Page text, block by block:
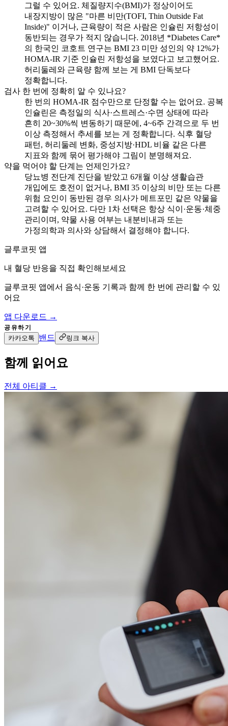
그럴 수 있어요. 체질량지수(BMI)가 정상이어도
내장지방이 많은 "마른 비만(TOFI, Thin Outside Fat
Inside)" 이거나, 근육량이 적은 사람은 인슐린 저항성이
동반되는 경우가 적지 않습니다. 2018년 *Diabetes Care*
의 한국인 코호트 연구는 BMI 23 미만 성인의 약 12%가
HOMA-IR 기준 인슐린 저항성을 보였다고 보고했어요.
허리둘레와 근육량 함께 보는 게 BMI 단독보다
정확합니다.
검사 한 번에 정확히 알 수 있나요?
한 번의 HOMA-IR 점수만으로 단정할 수는 없어요. 공복
인슐린은 측정일의 식사·스트레스·수면 상태에 따라
흔히 20~30%씩 변동하기 때문에, 4~6주 간격으로 두 번
이상 측정해서 추세를 보는 게 정확합니다. 식후 혈당
패턴, 허리둘레 변화, 중성지방·HDL 비율 같은 다른
지표와 함께 묶어 평가해야 그림이 분명해져요.
약을 먹어야 할 단계는 언제인가요?
당뇨병 전단계 진단을 받았고 6개월 이상 생활습관
개입에도 호전이 없거나, BMI 35 이상의 비만 또는 다른
위험 요인이 동반된 경우 의사가 메트포민 같은 약물을
고려할 수 있어요. 다만 1차 선택은 항상 식이·운동·체중
관리이며, 약물 사용 여부는 내분비내과 또는
가정의학과 의사와 상담해서 결정해야 합니다.
글루코핏 앱
내 혈당 반응을 직접 확인해보세요
글루코핏 앱에서 음식·운동 기록과 함께 한 번에 관리할 수 있
어요
앱 다운로드 →
공유하기
카카오톡 밴드 링크 복사
함께 읽어요
전체 아티클 →